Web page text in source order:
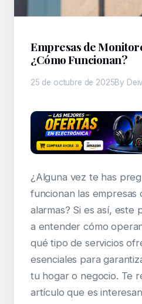
Empresas de
¿Cómo Funcionan?
25 de octubre de 2025By
¿Alguna vez te has
funcionan las empresas
alarmas? Si es así, este
a entender cómo
qué tipo de servicios
esenciales para
tu hogar o negocio. Te
artículo que es